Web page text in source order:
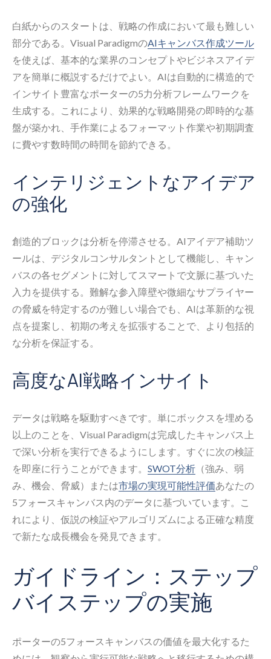
白紙からのスタートは、戦略の作成において最も難しい
部分である。Visual ParadigmのAIキャンバス作成ツール
を使えば、基本的な業界のコンセプトやビジネスアイデ
アを簡単に概説するだけでよい。AIは自動的に構造的で
インサイト豊富なポーターの5力分析フレームワークを
生成する。これにより、効果的な戦略開発の即時的な基
盤が築かれ、手作業によるフォーマット作業や初期調査
に費やす数時間の時間を節約できる。
インテリジェントなアイデア
の強化
創造的ブロックは分析を停滞させる。AIアイデア補助ツ
ールは、デジタルコンサルタントとして機能し、キャン
バスの各セグメントに対してスマートで文脈に基づいた
入力を提供する。難解な参入障壁や微細なサプライヤー
の脅威を特定するのが難しい場合でも、AIは革新的な視
点を提案し、初期の考えを拡張することで、より包括的
な分析を保証する。
高度なAI戦略インサイト
データは戦略を駆動すべきです。単にボックスを埋める
以上のことを、Visual Paradigmは完成したキャンバス上
で深い分析を実行できるようにします。すぐに次の検証
を即座に行うことができます。 SWOT分析 （強み、弱
み、機会、脅威）または市場の実現可能性評価あなたの
5フォースキャンバス内のデータに基づいています。こ
れにより、仮説の検証やアルゴリズムによる正確な精度
で新たな成長機会を発見できます。
ガイドライン：ステップ
バイステップの実施
ポーターの5フォースキャンバスの価値を最大化するた